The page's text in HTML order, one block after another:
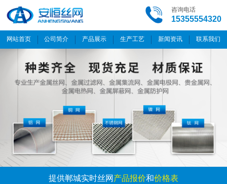
咨询电话
15355554320
网站首页 公司简介 产品展示 生产工艺 新闻资讯 联系我们
提供郸城实时丝网 产品报价和价格表